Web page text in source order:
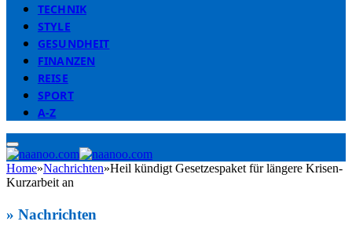
TECHNIK
STYLE
GESUNDHEIT
FINANZEN
REISE
SPORT
A-Z
Home»Nachrichten»Heil kündigt Gesetzespaket für längere Krisen-
Kurzarbeit an
» Nachrichten